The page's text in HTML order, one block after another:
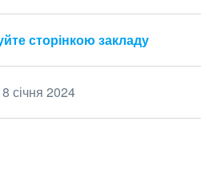
сторінкою закладу
січня 2024